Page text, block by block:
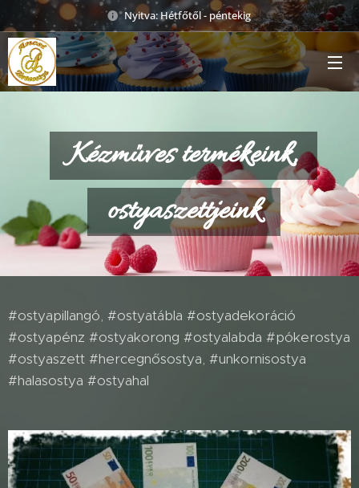
Nyitva: Hétfőtől - péntekig
Kézműves termékeink,
ostyaszettjeink
#ostyapillangó, #ostyatábla #ostyadekoráció
#ostyapénz #ostyakorong #ostyalabda #pókerostya
#ostyaszett #hercegnősostya, #unkornisostya
#halasostya #ostyahal